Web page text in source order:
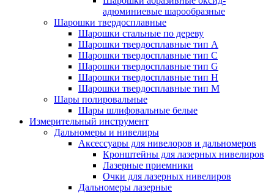
адюминиевые шарообразные
Шарошки твердосплавные
Шарошки стальные по дереву
Шарошки твердосплавные тип A
Шарошки твердосплавные тип C
Шарошки твердосплавные тип G
Шарошки твердосплавные тип H
Шарошки твердосплавные тип M
Шары полировальные
Шары шлифовальные белые
Измерительный инструмент
Дальномеры и нивелиры
Аксессуары для нивелоров и дальномеров
Кронштейны для лазерных нивелиров
Лазерные приемники
Очки для лазерных нивелиров
Дальномеры лазерные